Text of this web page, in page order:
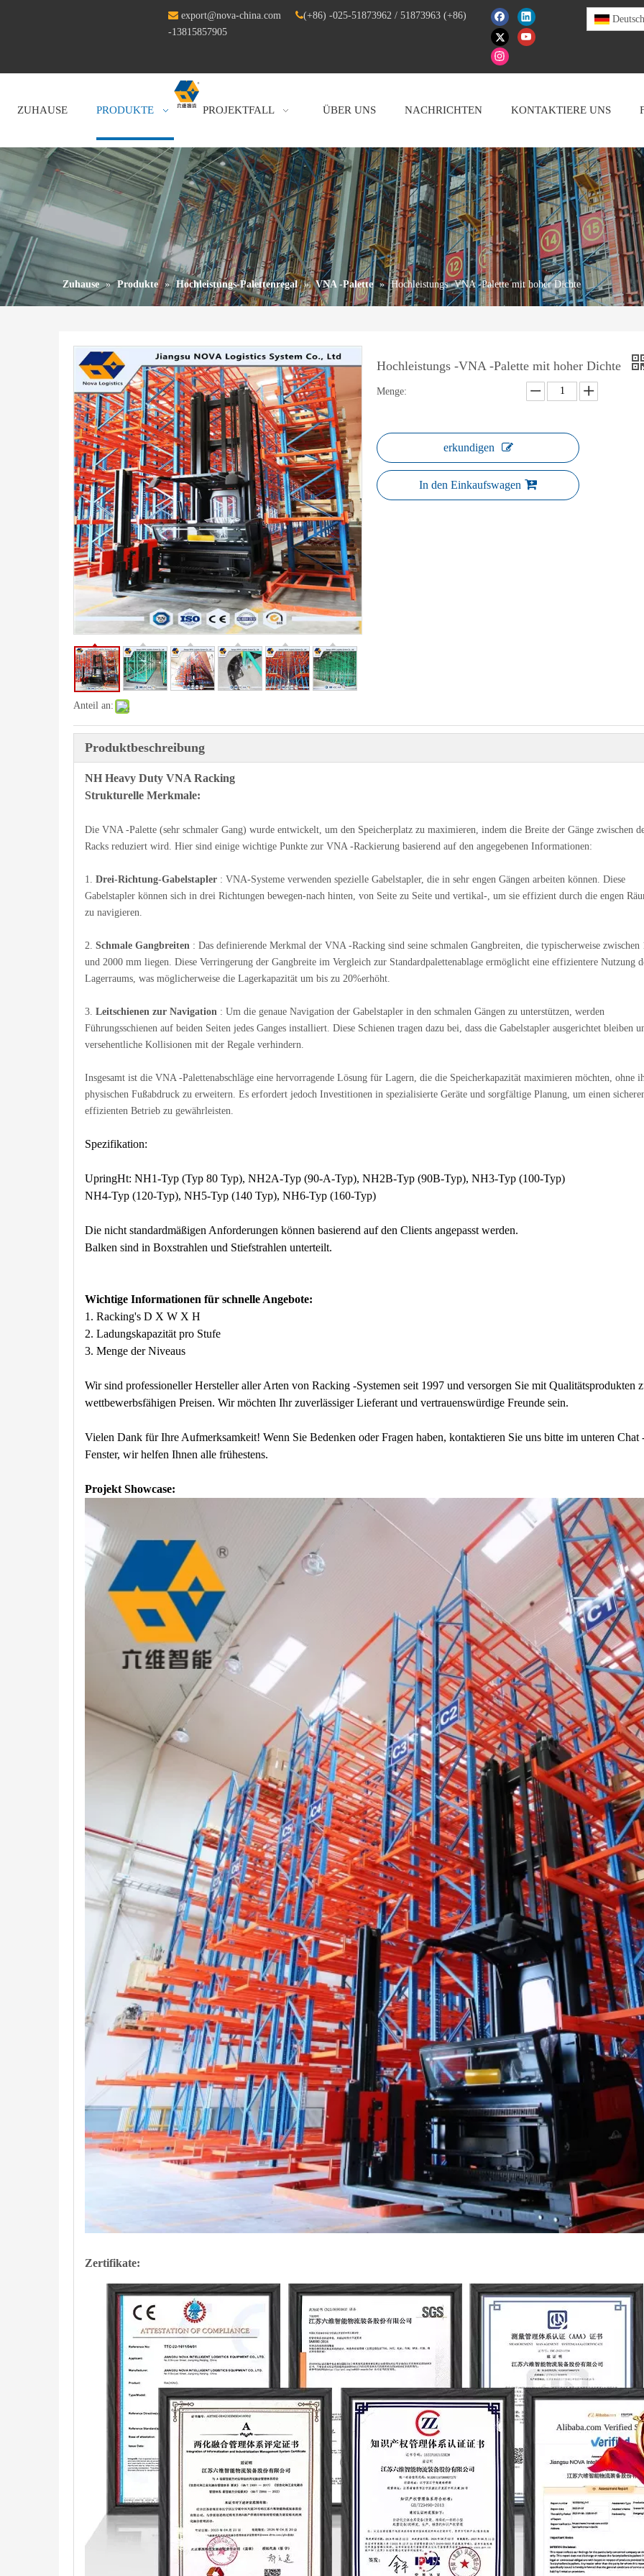
 export@nova-china.com (+86) -025-51873962 / 51873963 (+86)
-13815857905
Deutsch
ZUHAUSE PRODUKTE PROJEKTFALL ÜBER UNS NACHRICHTEN KONTAKTIERE UNS
Zuhause » Produkte » Hochleistungs-Palettenregal » VNA -Palette » Hochleistungs -VNA -Palette mit hoher Dichte
Anteil an:
Hochleistungs -VNA -Palette mit hoher Dichte
Menge:
erkundigen
In den Einkaufswagen
Produktbeschreibung
NH Heavy Duty VNA Racking
Strukturelle Merkmale:
Die VNA -Palette (sehr schmaler Gang) wurde entwickelt, um den Speicherplatz zu maximieren, indem die Breite der Gänge zwischen
Racks reduziert wird. Hier sind einige wichtige Punkte zur VNA -Rackierung basierend auf den angegebenen Informationen:
1. Drei-Richtung-Gabelstapler : VNA-Systeme verwenden spezielle Gabelstapler, die in sehr engen Gängen arbeiten können. Diese
Gabelstapler können sich in drei Richtungen bewegen-nach hinten, von Seite zu Seite und vertikal-, um sie effizient durch die engen
zu navigieren.
2. Schmale Gangbreiten : Das definierende Merkmal der VNA -Racking sind seine schmalen Gangbreiten, die typischerweise zwischen
und 2000 mm liegen. Diese Verringerung der Gangbreite im Vergleich zur Standardpalettenablage ermöglicht eine effizientere Nutzung
Lagerraums, was möglicherweise die Lagerkapazität um bis zu 20%erhöht.
3. Leitschienen zur Navigation : Um die genaue Navigation der Gabelstapler in den schmalen Gängen zu unterstützen, werden
Führungsschienen auf beiden Seiten jedes Ganges installiert. Diese Schienen tragen dazu bei, dass die Gabelstapler ausgerichtet bleiben
versehentliche Kollisionen mit der Regale verhindern.
Insgesamt ist die VNA -Palettenabschläge eine hervorragende Lösung für Lagern, die die Speicherkapazität maximieren möchten, ohne
physischen Fußabdruck zu erweitern. Es erfordert jedoch Investitionen in spezialisierte Geräte und sorgfältige Planung, um einen
effizienten Betrieb zu gewährleisten.
Spezifikation:
UpringHt: NH1-Typ (Typ 80 Typ), NH2A-Typ (90-A-Typ), NH2B-Typ (90B-Typ), NH3-Typ (100-Typ)
NH4-Typ (120-Typ), NH5-Typ (140 Typ), NH6-Typ (160-Typ)
Die nicht standardmäßigen Anforderungen können basierend auf den Clients angepasst werden.
Balken sind in Boxstrahlen und Stiefstrahlen unterteilt.
Wichtige Informationen für schnelle Angebote:
1. Racking's D X W X H
2. Ladungskapazität pro Stufe
3. Menge der Niveaus
Wir sind professioneller Hersteller aller Arten von Racking -Systemen seit 1997 und versorgen Sie mit Qualitätsprodukten
wettbewerbsfähigen Preisen. Wir möchten Ihr zuverlässiger Lieferant und vertrauenswürdige Freunde sein.
Vielen Dank für Ihre Aufmerksamkeit! Wenn Sie Bedenken oder Fragen haben, kontaktieren Sie uns bitte im unteren Chat
Fenster, wir helfen Ihnen alle frühestens.
Projekt Showcase:
Zertifikate: